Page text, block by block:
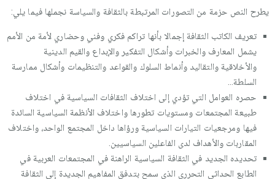
يطرح النص حزمة من التصورات المرتبطة بالثقافة والسياسة نجملها فيما يلي:
تعريف الكاتب الثقافة إجمالا بأنها تراكم فكري وفني وحضاري لأمة من الأمم
يشمل المعارف والخبرات وأشكال التفكير والإبداع والقيم الدينية
والأخلاقية والتقاليد وأنماط السلوك والقواعد والتنظيمات وأشكال ممارسة
السلطة…
حصره العوامل التي تؤدي إلى اختلاف الثقافات السياسية في اختلاف
طبيعة المجتمعات ومستويات تطورها واختلاف الأنظمة السياسية السائدة
فيها ومرجعيات التيارات السياسية ورؤاها داخل المجتمع الواحد، واختلاف
المقاربات والأهداف لدى الفاعلين السياسيين.
تحديده الجديد في الثقافة السياسية الراهنة في المجتمعات العربية في
الطابع الحداثي التحرري الذي سمح بتدفق المفاهيم الجديدة إلى الثقافة